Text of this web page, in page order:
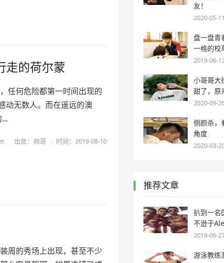
走的荷尔蒙
任何危险都第一时间出现的
动无数人。而在遥远的澳
出处：帅哥 时间：2019-08-10
周的秀场上出现，甚至不少
友！
2020-05-11
盘一盘青
一格的校
2019-06-
小哥哥大
甜了，原
2020-09-
侧颜杀，
角度
2020-03-
推荐文章
扒到一名
不逊于
2019-06-
游泳教练